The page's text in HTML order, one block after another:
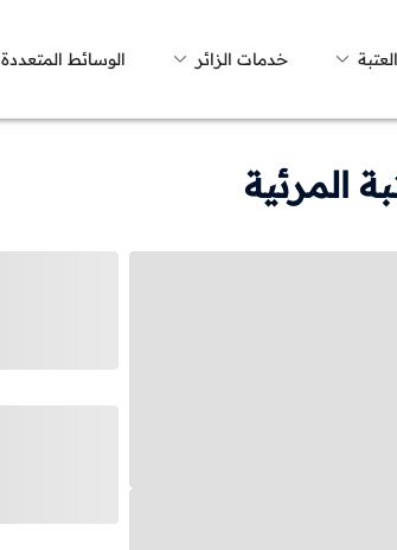
خدمات الزائر الوسائط المتعددة
المرئية